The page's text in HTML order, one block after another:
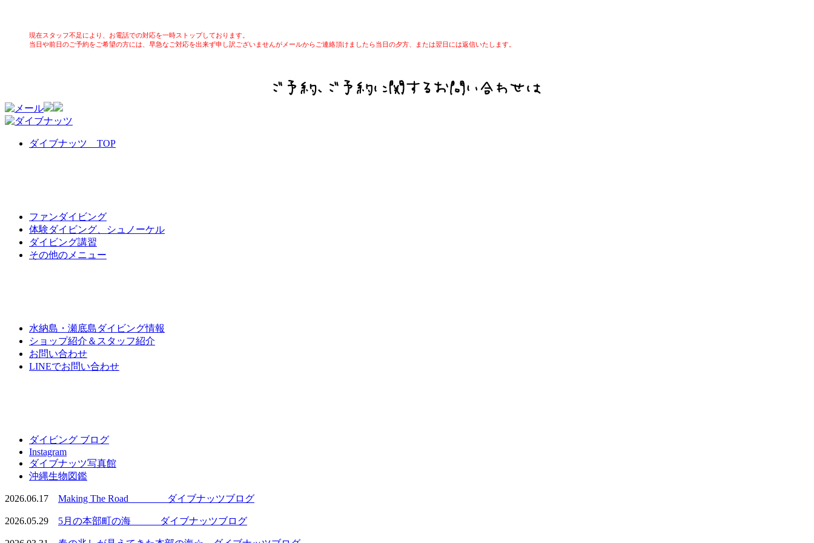
現在スタッフ不足により、お電話での対応を一時ストップしております。
当日や前日のご予約をご希望の方には、早急なご対応を出来ず申し訳ございませんがメールからご連絡頂けましたら当日の夕方、または翌日には返信いたします。
ダイブナッツ TOP
ファンダイビング
体験ダイビング、シュノーケル
ダイビング講習
その他のメニュー
水納島・瀬底島ダイビング情報
ショップ紹介＆スタッフ紹介
お問い合わせ
LINEでお問い合わせ
ダイビング ブログ
Instagram
ダイブナッツ写真館
沖縄生物図鑑
2026.06.17 Making The Road ダイブナッツブログ
2026.05.29 5月の本部町の海 ダイブナッツブログ